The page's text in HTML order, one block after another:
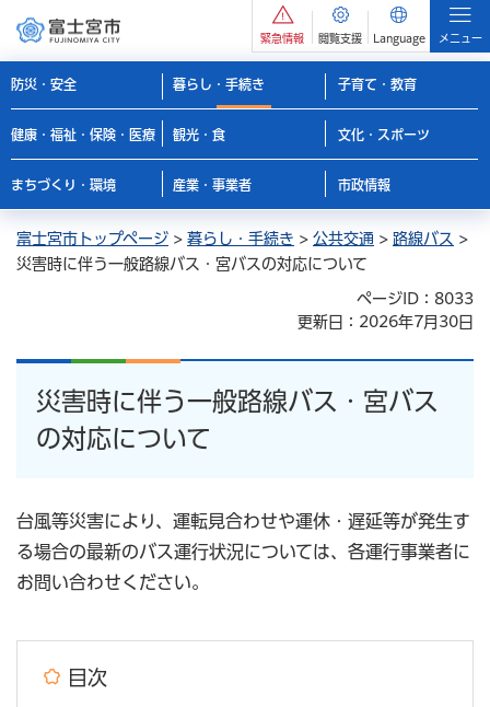
緊急情報 閲覧支援 Language メニュー
防災・安全 暮らし・手続き 子育て・教育
健康・福祉・保険・医療 観光・食 文化・スポーツ
まちづくり・環境 産業・事業者 市政情報
富士宮市トップページ > 暮らし・手続き > 公共交通 > 路線バス >
災害時に伴う一般路線バス・宮バスの対応について
ページID：8033
更新日：2026年7月30日
災害時に伴う一般路線バス・宮バス
の対応について
台風等災害により、運転見合わせや運休・遅延等が発生す
る場合の最新のバス運行状況については、各運行事業者に
お問い合わせください。
目次